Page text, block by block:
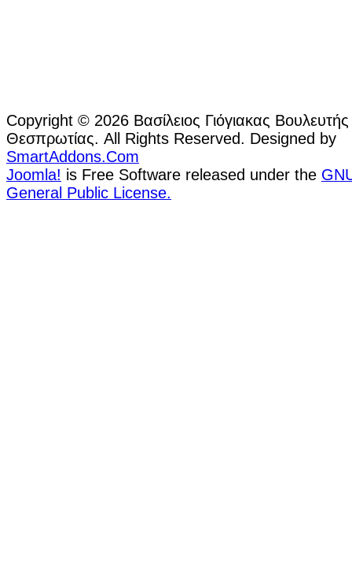
Copyright © 2026 Βασίλειος Γιόγιακας
Θεσπρωτίας. All Rights Reserved. Designed by
SmartAddons.Com
Joomla! is Free Software released under the
General Public License.